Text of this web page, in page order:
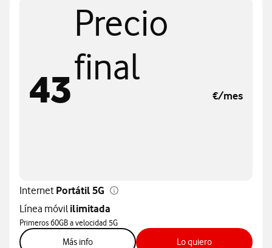
43 €/mes
Precio
final
Internet Portátil 5G
Línea móvililimitada
Primeros 60GB a velocidad 5G
Más info Lo quierosobre internet